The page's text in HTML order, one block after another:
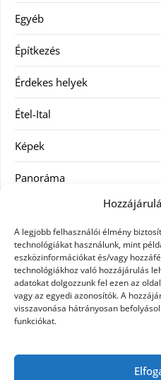
A legjobb felhasználói élmény
technológiákat használunk, mint
eszközinformációkat és/vagy
technológiákhoz való hozzájárulás
adatokat dolgozzunk fel ezen az
vagy az egyedi azonosítók. A
visszavonása hátrányosan
funkciókat.
Egyéb
Építkezés
Érdekes helyek
Étel-Ital
Képek
Panoráma
Szolgáltatás
Vásárlás
Webáruházak